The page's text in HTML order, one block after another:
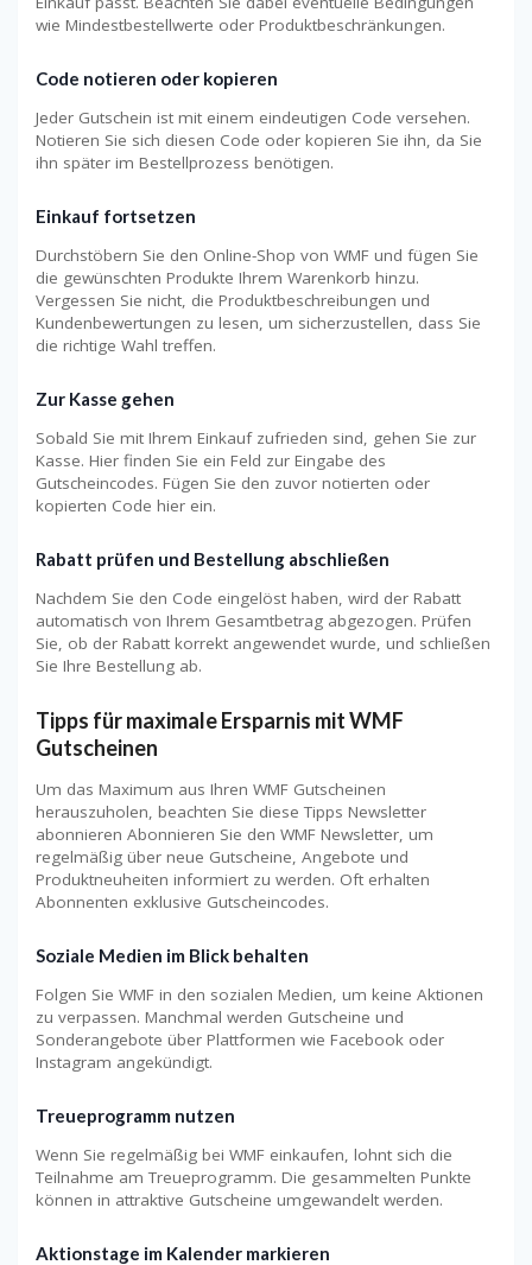
wie Mindestbestellwerte oder Produktbeschränkungen.
Code notieren oder kopieren
Jeder Gutschein ist mit einem eindeutigen Code versehen.
Notieren Sie sich diesen Code oder kopieren Sie ihn, da Sie
ihn später im Bestellprozess benötigen.
Einkauf fortsetzen
Durchstöbern Sie den Online-Shop von WMF und fügen Sie
die gewünschten Produkte Ihrem Warenkorb hinzu.
Vergessen Sie nicht, die Produktbeschreibungen und
Kundenbewertungen zu lesen, um sicherzustellen, dass Sie
die richtige Wahl treffen.
Zur Kasse gehen
Sobald Sie mit Ihrem Einkauf zufrieden sind, gehen Sie zur
Kasse. Hier finden Sie ein Feld zur Eingabe des
Gutscheincodes. Fügen Sie den zuvor notierten oder
kopierten Code hier ein.
Rabatt prüfen und Bestellung abschließen
Nachdem Sie den Code eingelöst haben, wird der Rabatt
automatisch von Ihrem Gesamtbetrag abgezogen. Prüfen
Sie, ob der Rabatt korrekt angewendet wurde, und schließen
Sie Ihre Bestellung ab.
Tipps für maximale Ersparnis mit WMF
Gutscheinen
Um das Maximum aus Ihren WMF Gutscheinen
herauszuholen, beachten Sie diese Tipps Newsletter
abonnieren Abonnieren Sie den WMF Newsletter, um
regelmäßig über neue Gutscheine, Angebote und
Produktneuheiten informiert zu werden. Oft erhalten
Abonnenten exklusive Gutscheincodes.
Soziale Medien im Blick behalten
Folgen Sie WMF in den sozialen Medien, um keine Aktionen
zu verpassen. Manchmal werden Gutscheine und
Sonderangebote über Plattformen wie Facebook oder
Instagram angekündigt.
Treueprogramm nutzen
Wenn Sie regelmäßig bei WMF einkaufen, lohnt sich die
Teilnahme am Treueprogramm. Die gesammelten Punkte
können in attraktive Gutscheine umgewandelt werden.
Aktionstage im Kalender markieren